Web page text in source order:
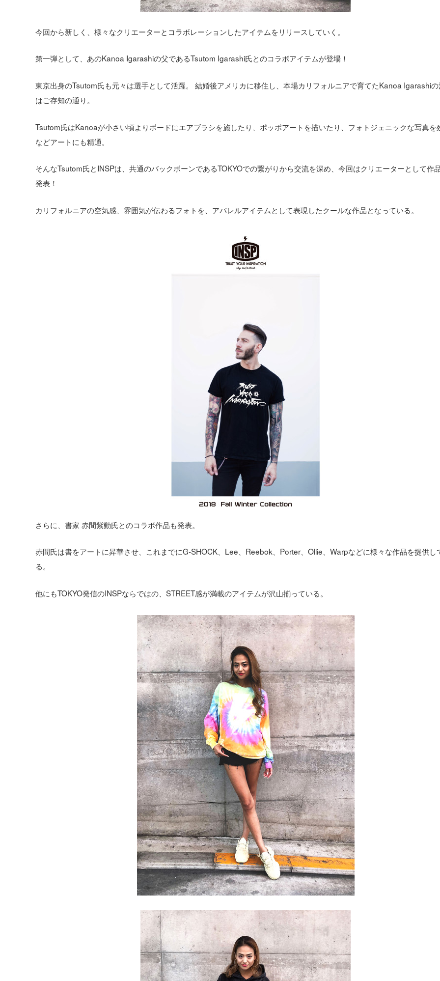
今回から新しく、様々なクリエーターとコラボレーションしたアイテムをリリースしていく。
第一弾として、あのKanoa Igarashiの父であるTsutom Igarashi氏とのコラボアイテムが登場！
東京出身のTsutom氏も元々は選手として活躍。 結婚後アメリカに移住し、本場カリフォルニアで育てたKanoa Igarashi
はご存知の通り。
Tsutom氏はKanoaが小さい頃よりボードにエアブラシを施したり、ポッポアートを描いたり、フォトジェニックな写真を
などアートにも精通。
そんなTsutom氏とINSPは、共通のバックボーンであるTOKYOでの繋がりから交流を深め、今回はクリエーターとして作
発表！
カリフォルニアの空気感、雰囲気が伝わるフォトを、アパレルアイテムとして表現したクールな作品となっている。
さらに、書家 赤間紫動氏とのコラボ作品も発表。
赤間氏は書をアートに昇華させ、これまでにG-SHOCK、Lee、Reebok、Porter、Ollie、Warpなどに様々な作品を提供し
る。
他にもTOKYO発信のINSPならではの、STREET感が満載のアイテムが沢山揃っている。